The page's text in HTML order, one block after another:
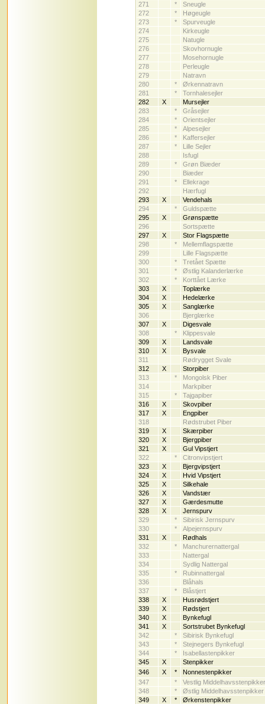
271
*
Sneugle
272
*
Høgeugle
273
*
Spurveugle
274
Kirkeugle
275
Natugle
276
Skovhornugle
277
Mosehornugle
278
Perleugle
279
Natravn
280
*
Ørkennatravn
281
*
Tornhalesejler
282
X
Mursejler
283
*
Gråsejler
284
*
Orientsejler
285
*
Alpesejler
286
*
Kaffersejler
287
*
Lille Sejler
288
Isfugl
289
*
Grøn Biæder
290
Biæder
291
*
Ellekrage
292
Hærfugl
293
X
Vendehals
294
*
Guldspætte
295
X
Grønspætte
296
Sortspætte
297
X
Stor Flagspætte
298
*
Mellemflagspætte
299
Lille Flagspætte
300
*
Tretået Spætte
301
*
Østlig Kalanderlærke
302
*
Korttået Lærke
303
X
Toplærke
304
X
Hedelærke
305
X
Sanglærke
306
Bjerglærke
307
X
Digesvale
308
*
Klippesvale
309
X
Landsvale
310
X
Bysvale
311
Rødrygget Svale
312
X
Storpiber
313
*
Mongolsk Piber
314
Markpiber
315
*
Tajgapiber
316
X
Skovpiber
317
X
Engpiber
318
Rødstrubet Piber
319
X
Skærpiber
320
X
Bjergpiber
321
X
Gul Vipstjert
322
*
Citronvipstjert
323
X
Bjergvipstjert
324
X
Hvid Vipstjert
325
X
Silkehale
326
X
Vandstær
327
X
Gærdesmutte
328
X
Jernspurv
329
*
Sibirisk Jernspurv
330
*
Alpejernspurv
331
X
Rødhals
332
*
Manchurernattergal
333
Nattergal
334
Sydlig Nattergal
335
*
Rubinnattergal
336
Blåhals
337
*
Blåstjert
338
X
Husrødstjert
339
X
Rødstjert
340
X
Bynkefugl
341
X
Sortstrubet Bynkefugl
342
*
Sibirisk Bynkefugl
343
*
Stejnegers Bynkefugl
344
*
Isabellastenpikker
345
X
Stenpikker
346
X *
Nonnestenpikker
347
*
Vestlig Middelhavsstenpikker
348
*
Østlig Middelhavsstenpikker
349
X *
Ørkenstenpikker